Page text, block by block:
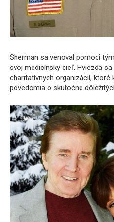
Sherman sa venoval pomoci
svoj medicínsky cieľ. Hviezda
charitatívnych organizácií, ktoré
povedomia o skutočne